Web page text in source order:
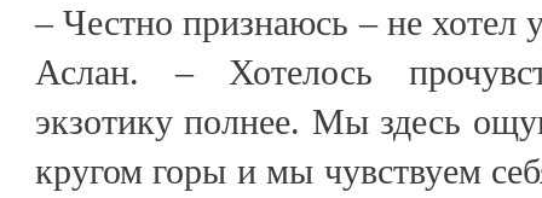
– Честно признаюсь – не хотел
Аслан. – Хотелось
экзотику полнее. Мы здесь
кругом горы и мы чувствуем